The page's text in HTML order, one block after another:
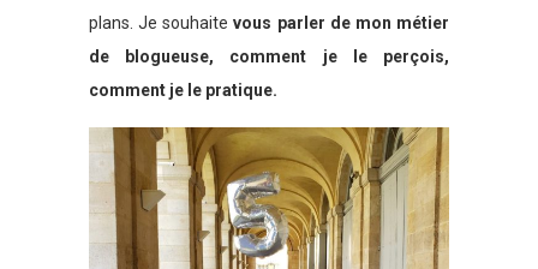
plans. Je souhaitevous parler de mon métier
de blogueuse, comment je le perçois,
comment je le pratique.